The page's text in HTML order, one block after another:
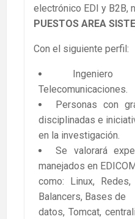
electrónico EDI y B2B,
PUESTOS AREA
Con el siguiente perfil:
Telecomunicaciones.
Personas con
disciplinadas e
en la investigación.
Se valorará
manejados en
como: Linux,
Balancers, Bases de
datos, Tomcat,